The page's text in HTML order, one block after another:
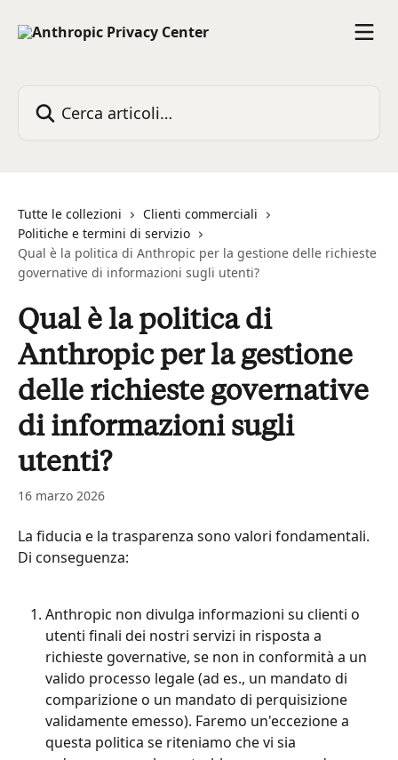
Tutte le collezioni
Clienti commerciali
Politiche e termini di servizio
Qual è la politica di Anthropic per la gestione delle richieste
governative di informazioni sugli utenti?
Qual è la politica di
Anthropic per la gestione
delle richieste governative
di informazioni sugli
utenti?
16 marzo 2026
La fiducia e la trasparenza sono valori fondamentali.
Di conseguenza:
Anthropic non divulga informazioni su clienti o
utenti finali dei nostri servizi in risposta a
richieste governative, se non in conformità a un
valido processo legale (ad es., un mandato di
comparizione o un mandato di perquisizione
validamente emesso). Faremo un'eccezione a
questa politica se riteniamo che vi sia